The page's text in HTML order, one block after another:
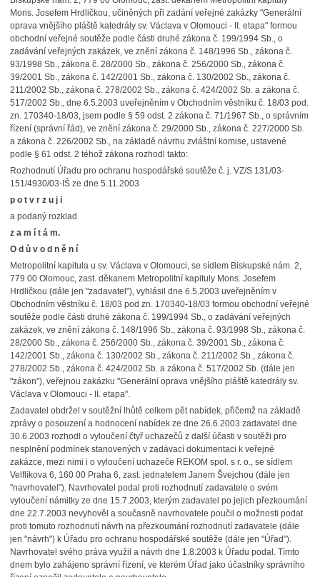
Mons. Josefem Hrdličkou, učiněných při zadání veřejné zakázky "Generální
oprava vnějšího pláště katedrály sv. Václava v Olomouci - II. etapa" formou
obchodní veřejné soutěže podle části druhé zákona č. 199/1994 Sb., o
zadávání veřejných zakázek, ve znění zákona č. 148/1996 Sb., zákona č.
93/1998 Sb., zákona č. 28/2000 Sb., zákona č. 256/2000 Sb., zákona č.
39/2001 Sb., zákona č. 142/2001 Sb., zákona č. 130/2002 Sb., zákona č.
211/2002 Sb., zákona č. 278/2002 Sb., zákona č. 424/2002 Sb. a zákona č.
517/2002 Sb., dne 6.5.2003 uveřejněním v Obchodním věstníku č. 18/03 pod.
zn. 170340-18/03, jsem podle § 59 odst. 2 zákona č. 71/1967 Sb., o správním
řízení (správní řád), ve znění zákona č. 29/2000 Sb., zákona č. 227/2000 Sb.
a zákona č. 226/2002 Sb., na základě návrhu zvláštní komise, ustavené
podle § 61 odst. 2 téhož zákona rozhodl takto:
Rozhodnutí Úřadu pro ochranu hospodářské soutěže č. j. VZ/S 131/03-
151/4930/03-IŠ ze dne 5.11.2003
p o t v r z u j i
a podaný rozklad
z a m í t á m.
O d ů v o d n ě n í
Metropolitní kapitula u sv. Václava v Olomouci, se sídlem Biskupské nám. 2,
779 00 Olomouc, zast. děkanem Metropolitní kapituly Mons. Josefem
Hrdličkou (dále jen "zadavatel"), vyhlásil dne 6.5.2003 uveřejněním v
Obchodním věstníku č. 18/03 pod zn. 170340-18/03 formou obchodní veřejné
soutěže podle části druhé zákona č. 199/1994 Sb., o zadávání veřejných
zakázek, ve znění zákona č. 148/1996 Sb., zákona č. 93/1998 Sb., zákona č.
28/2000 Sb., zákona č. 256/2000 Sb., zákona č. 39/2001 Sb., zákona č.
142/2001 Sb., zákona č. 130/2002 Sb., zákona č. 211/2002 Sb., zákona č.
278/2002 Sb., zákona č. 424/2002 Sb. a zákona č. 517/2002 Sb. (dále jen
"zákon"), veřejnou zakázku "Generální oprava vnějšího pláště katedrály sv.
Václava v Olomouci - II. etapa".
Zadavatel obdržel v soutěžní lhůtě celkem pět nabídek, přičemž na základě
zprávy o posouzení a hodnocení nabídek ze dne 26.6.2003 zadavatel dne
30.6.2003 rozhodl o vyloučení čtyř uchazečů z další účasti v soutěži pro
nesplnění podmínek stanovených v zadávací dokumentaci k veřejné
zakázce, mezi nimi i o vyloučení uchazeče REKOM spol. s r. o., se sídlem
Velflíkova 6, 160 00 Praha 6, zast. jednatelem Janem Švejchou (dále jen
"navrhovatel"). Navrhovatel podal proti rozhodnutí zadavatele o svém
vyloučení námitky ze dne 15.7.2003, kterým zadavatel po jejich přezkoumání
dne 22.7.2003 nevyhověl a současně navrhovatele poučil o možnosti podat
proti tomuto rozhodnutí návrh na přezkoumání rozhodnutí zadavatele (dále
jen "návrh") k Úřadu pro ochranu hospodářské soutěže (dále jen "Úřad").
Navrhovatel svého práva využil a návrh dne 1.8.2003 k Úřadu podal. Tímto
dnem bylo zahájeno správní řízení, ve kterém Úřad jako účastníky správního